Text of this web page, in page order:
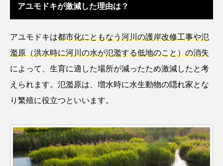
クモギンポ クラゲ クルマエビ
クロツラヘラサギ クロマグロ グッピー
ケープペンギン ゲンゴロウ
コウテイペンギン コオイムシ
コガタペンギン コガネスズメダイ
アユモドキが激減した理由は？
アユモドキは都市化にともなう河川の護岸改修工事や氾
濫原（洪水時に河川の水が氾濫する低地のこと）の消失
によって、生育に適した場所が減ったため激減したと考
えられます。氾濫原は、増水時に水生動物の隠れ家とな
り繁殖に役立つといいます。